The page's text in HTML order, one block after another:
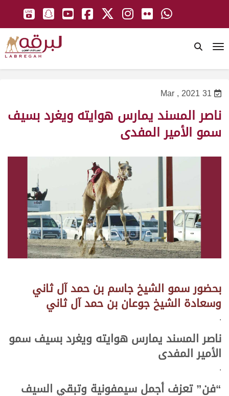
31 Mar , 2021
ناصر المسند يمارس هوايته ويغرد بسيف
سمو الأمير المفدى
بحضور سمو الشيخ جاسم بن حمد آل ثاني
وسعادة الشيخ جوعان بن حمد آل ثاني
.
ناصر المسند يمارس هوايته ويغرد بسيف سمو
الأمير المفدى
.
“فن” تعزف أجمل سيمفونية وتبقي السيف